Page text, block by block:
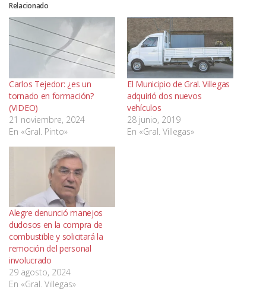
Relacionado
Carlos Tejedor: ¿es un
tornado en formación?
(VIDEO)
21 noviembre, 2024
En «Gral. Pinto»
El Municipio de Gral. Villegas
adquirió dos nuevos
vehículos
28 junio, 2019
En «Gral. Villegas»
Alegre denunció manejos
dudosos en la compra de
combustible y solicitará la
remoción del personal
involucrado
29 agosto, 2024
En «Gral. Villegas»